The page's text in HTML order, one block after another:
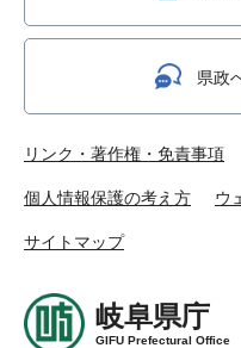
県政
リンク・著作権・免責事項
個人情報保護の考え方 ウ
サイトマップ
岐阜県庁
GIFU Prefectural Office